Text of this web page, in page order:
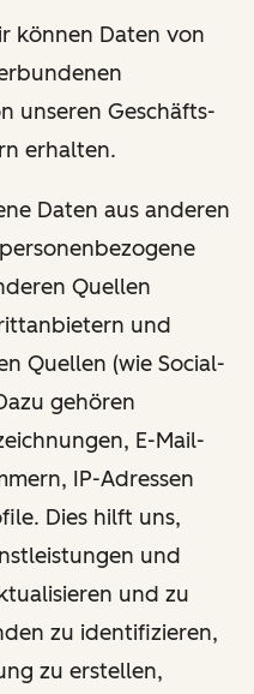
können Daten von
unseren Geschäfts-
erhalten.
Daten aus anderen
Quellen
und
Quellen (wie Social-
gehören
E-Mail-
IP-Adressen
Dies hilft uns,
und
und zu
zu identifizieren,
zu erstellen,